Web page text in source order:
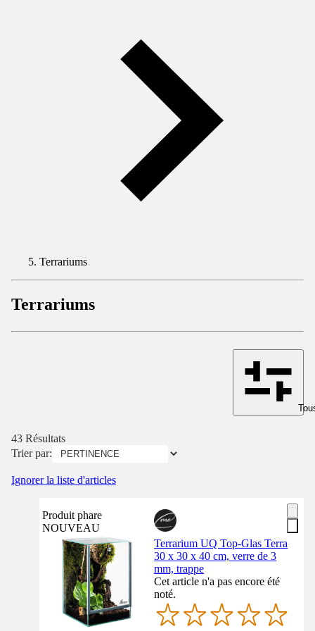
Terrariums
Terrariums
43 Résultats
Trier par:
Ignorer la liste d'articles
Produit phare
NOUVEAU
Terrarium UQ Top-Glas Terra
30 x 30 x 40 cm, verre de 3
mm, trappe
Cet article n'a pas encore été
noté.